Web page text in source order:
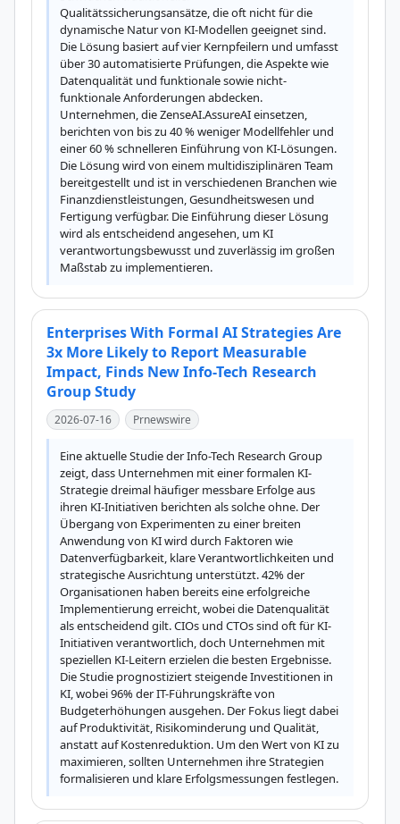
Qualitätssicherungsansätze, die oft nicht für die
dynamische Natur von KI-Modellen geeignet sind.
Die Lösung basiert auf vier Kernpfeilern und umfasst
über 30 automatisierte Prüfungen, die Aspekte wie
Datenqualität und funktionale sowie nicht-
funktionale Anforderungen abdecken.
Unternehmen, die ZenseAI.AssureAI einsetzen,
berichten von bis zu 40 % weniger Modellfehler und
einer 60 % schnelleren Einführung von KI-Lösungen.
Die Lösung wird von einem multidisziplinären Team
bereitgestellt und ist in verschiedenen Branchen wie
Finanzdienstleistungen, Gesundheitswesen und
Fertigung verfügbar. Die Einführung dieser Lösung
wird als entscheidend angesehen, um KI
verantwortungsbewusst und zuverlässig im großen
Maßstab zu implementieren.
Enterprises With Formal AI Strategies Are
3x More Likely to Report Measurable
Impact, Finds New Info-Tech Research
Group Study
2026-07-16 Prnewswire
Eine aktuelle Studie der Info-Tech Research Group
zeigt, dass Unternehmen mit einer formalen KI-
Strategie dreimal häufiger messbare Erfolge aus
ihren KI-Initiativen berichten als solche ohne. Der
Übergang von Experimenten zu einer breiten
Anwendung von KI wird durch Faktoren wie
Datenverfügbarkeit, klare Verantwortlichkeiten und
strategische Ausrichtung unterstützt. 42% der
Organisationen haben bereits eine erfolgreiche
Implementierung erreicht, wobei die Datenqualität
als entscheidend gilt. CIOs und CTOs sind oft für KI-
Initiativen verantwortlich, doch Unternehmen mit
speziellen KI-Leitern erzielen die besten Ergebnisse.
Die Studie prognostiziert steigende Investitionen in
KI, wobei 96% der IT-Führungskräfte von
Budgeterhöhungen ausgehen. Der Fokus liegt dabei
auf Produktivität, Risikominderung und Qualität,
anstatt auf Kostenreduktion. Um den Wert von KI zu
maximieren, sollten Unternehmen ihre Strategien
formalisieren und klare Erfolgsmessungen festlegen.